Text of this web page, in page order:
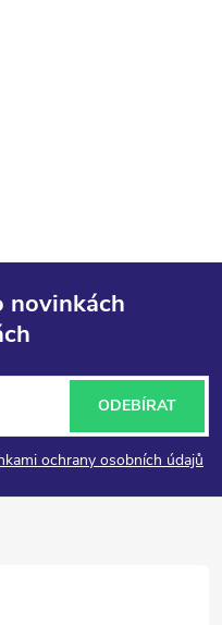
novinkách
ochrany osobních údajů
ODEBÍRAT